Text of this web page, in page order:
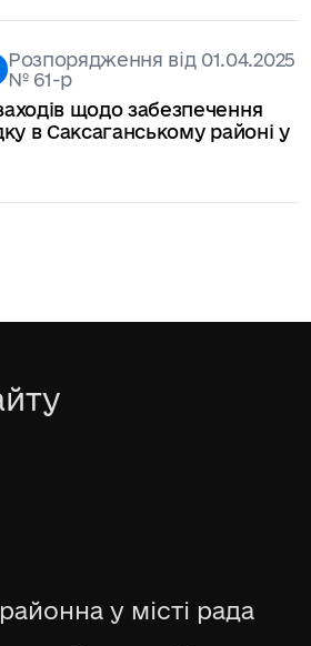
Розпорядження від 01.04.2025
№ 61-р
щодо забезпечення
в Саксаганському районі у
у місті рада